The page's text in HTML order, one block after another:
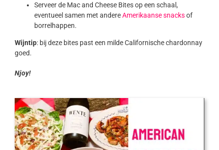
Serveer de Mac and Cheese Bites op een schaal,
eventueel samen met andereAmerikaanse snacksof
borrelhappen.
Wijntip: bij deze bites past een milde Californische chardonnay
goed.
Njoy!